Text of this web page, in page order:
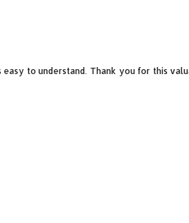
to understand. Thank you for this